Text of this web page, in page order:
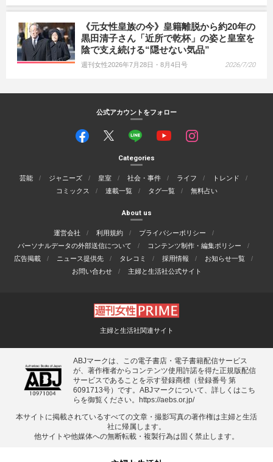
《元女性皇族の今》皇籍離脱から約20年の
黒田清子さん「近所で乾杯」の姿と皇室を
陰で支え続ける“隠せない気品”
週刊女性2026年7月28日・8月4日号 2026/7/20
公式アカウントをフォロー
Categories
芸能 ジャニーズ 皇室 社会・事件 ライフ
トレンド
コミックス
連載一覧 タグ一覧 無料占い
About us
運営会社 利用規約
プライバシーポリシー
パーソナルデータの外部送信について
コンテンツ制作・編集ポリシー
広告掲載
ニュース提供先 タレコミ 採用情報
お知らせ一覧
お問い合わせ
主婦と生活社公式サイト
主婦と生活社関連サイト
ABJマークは、この電子書店・電子書籍配信サービス
が、著作権者からコンテンツ使用許諾を得た正規版配信
サービスであることを示す登録商標（登録番号 第
6091713号）です。ABJマークについて、詳しくはこち
らを御覧ください。 https://aebs.or.jp/
本サイトに掲載されているすべての⽂章・撮影写真の著作権は主婦と⽣活
社に帰属します。
他サイトや他媒体への無断転載・複製⾏為は固く禁⽌します。